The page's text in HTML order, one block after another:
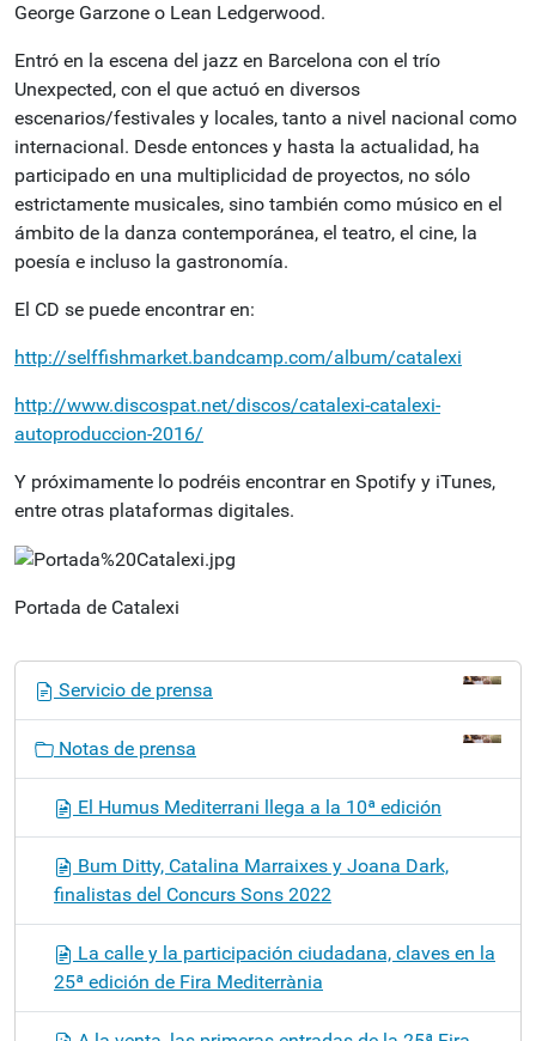
George Garzone o Lean Ledgerwood.
Entró en la escena del jazz en Barcelona con el trío
Unexpected, con el que actuó en diversos
escenarios/festivales y locales, tanto a nivel nacional como
internacional. Desde entonces y hasta la actualidad, ha
participado en una multiplicidad de proyectos, no sólo
estrictamente musicales, sino también como músico en el
ámbito de la danza contemporánea, el teatro, el cine, la
poesía e incluso la gastronomía.
El CD se puede encontrar en:
http://selffishmarket.bandcamp.com/album/catalexi
http://www.discospat.net/discos/catalexi-catalexi-
autoproduccion-2016/
Y próximamente lo podréis encontrar en Spotify y iTunes,
entre otras plataformas digitales.
Portada de Catalexi
n
Servicio de prensa
Notas de prensa
El Humus Mediterrani llega a la 10ª edición
Bum Ditty, Catalina Marraixes y Joana Dark,
finalistas del Concurs Sons 2022
La calle y la participación ciudadana, claves en la
25ª edición de Fira Mediterrània